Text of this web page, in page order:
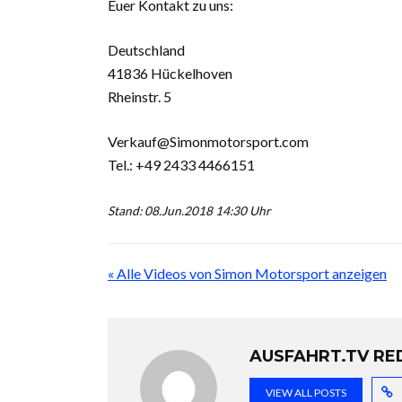
Euer Kontakt zu uns:
Deutschland
41836 Hückelhoven
Rheinstr. 5
Verkauf@Simonmotorsport.com
Tel.: +49 2433 4466151
Stand: 08.Jun.2018 14:30 Uhr
« Alle Videos von Simon Motorsport anzeigen
AUSFAHRT.TV
VIEW ALL POSTS